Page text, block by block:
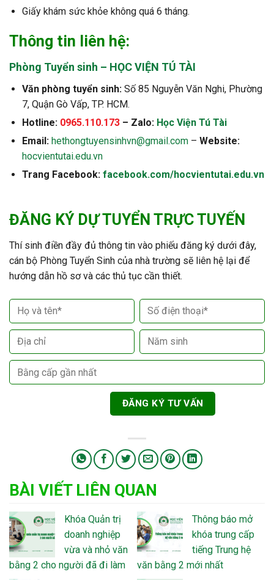
Giấy khám sức khỏe không quá 6 tháng.
Thông tin liên hệ:
Phòng Tuyển sinh – HỌC VIỆN TÚ TÀI
Văn phòng tuyển sinh:Số 85 Nguyễn Văn Nghi, Phường
7, Quận Gò Vấp, TP. HCM.
Hotline: 0965.110.173– Zalo: Học Viện Tú Tài
Email: hethongtuyensinhvn@gmail.com– Website:
hocvientutai.edu.vn
Trang Facebook: facebook.com/hocvientutai.edu.vn
ĐĂNG KÝ DỰ TUYỂN TRỰC TUYẾN
Thí sinh điền đầy đủ thông tin vào phiếu đăng ký dưới đây,
cán bộ Phòng Tuyển Sinh của nhà trường sẽ liên hệ lại để
hướng dẫn hồ sơ và các thủ tục cần thiết.
BÀI VIẾT LIÊN QUAN
Khóa Quản trị
doanh nghiệp
vừa và nhỏ văn
bằng 2 cho người đã đi làm
Thông báo mở
khóa trung cấp
tiếng Trung hệ
văn bằng 2 mới nhất